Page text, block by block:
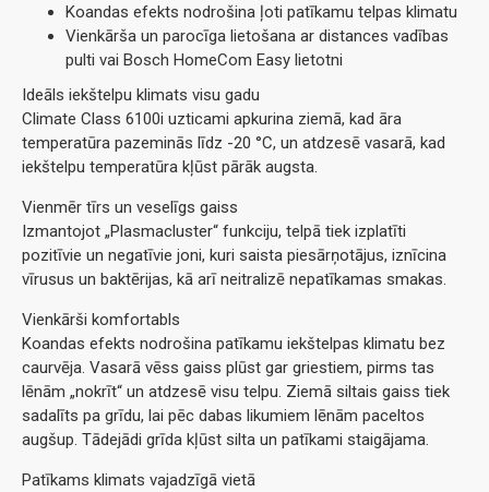
Koandas efekts nodrošina ļoti patīkamu telpas klimatu
Vienkārša un parocīga lietošana ar distances vadības
pulti vai Bosch HomeCom Easy lietotni
Ideāls iekštelpu klimats visu gadu
Climate Class 6100i uzticami apkurina ziemā, kad āra
temperatūra pazeminās līdz -20 °C, un atdzesē vasarā, kad
iekštelpu temperatūra kļūst pārāk augsta.
Vienmēr tīrs un veselīgs gaiss
Izmantojot „Plasmacluster“ funkciju, telpā tiek izplatīti
pozitīvie un negatīvie joni, kuri saista piesārņotājus, iznīcina
vīrusus un baktērijas, kā arī neitralizē nepatīkamas smakas.
Vienkārši komfortabls
Koandas efekts nodrošina patīkamu iekštelpas klimatu bez
caurvēja. Vasarā vēss gaiss plūst gar griestiem, pirms tas
lēnām „nokrīt“ un atdzesē visu telpu. Ziemā siltais gaiss tiek
sadalīts pa grīdu, lai pēc dabas likumiem lēnām paceltos
augšup. Tādejādi grīda kļūst silta un patīkami staigājama.
Patīkams klimats vajadzīgā vietā